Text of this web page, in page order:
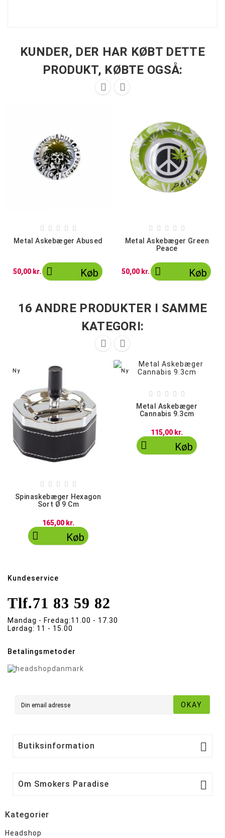
KUNDER, DER HAR KØBT DETTE
PRODUKT, KØBTE OGSÅ:
 
    
Metal Askebæger Abused
50,00 kr.  Køb
    
Metal Askebæger Green
Peace
50,00 kr.  Køb
16 ANDRE PRODUKTER I SAMME
KATEGORI:
 
Ny
    
Spinaskebæger Hexagon
Sort Ø 9 Cm
165,00 kr.
 Køb
Ny
    
Metal Askebæger
Cannabis 9.3cm
115,00 kr.
 Køb
Kundeservice
Tlf.71 83 59 82
Mandag - Fredag:11.00 - 17.30
Lørdag: 11 - 15.00
Betalingsmetoder
OKAY
Butiksinformation 
Om Smokers Paradise 
Kategorier
Headshop